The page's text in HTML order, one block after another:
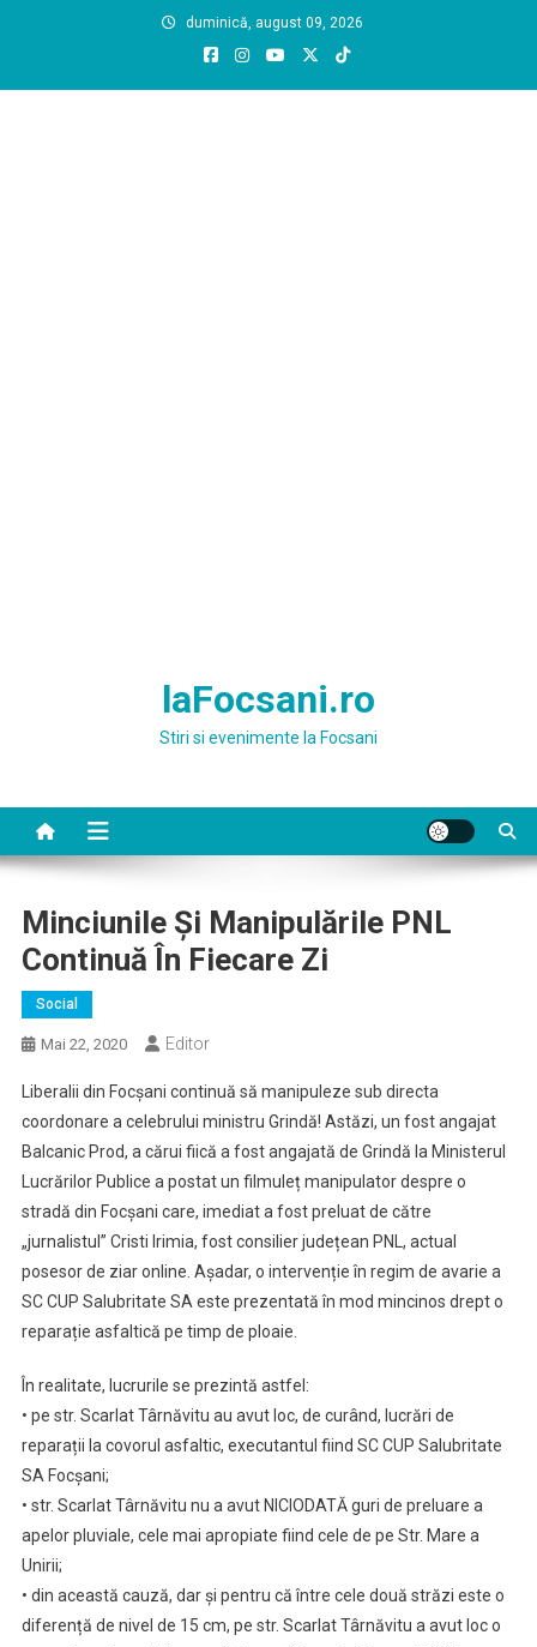
duminică, august 09, 2026
laFocsani.ro
Stiri si evenimente la Focsani
Minciunile Și Manipulările PNL
Continuă În Fiecare Zi
Social
Mai 22, 2020 Editor
Liberalii din Focșani continuă să manipuleze sub directa
coordonare a celebrului ministru Grindă! Astăzi, un fost angajat
Balcanic Prod, a cărui fiică a fost angajată de Grindă la Ministerul
Lucrărilor Publice a postat un filmuleț manipulator despre o
stradă din Focșani care, imediat a fost preluat de către
„jurnalistul” Cristi Irimia, fost consilier județean PNL, actual
posesor de ziar online. Așadar, o intervenție în regim de avarie a
SC CUP Salubritate SA este prezentată în mod mincinos drept o
reparație asfaltică pe timp de ploaie.
În realitate, lucrurile se prezintă astfel:
• pe str. Scarlat Târnăvitu au avut loc, de curând, lucrări de
reparații la covorul asfaltic, executantul fiind SC CUP Salubritate
SA Focșani;
• str. Scarlat Târnăvitu nu a avut NICIODATĂ guri de preluare a
apelor pluviale, cele mai apropiate fiind cele de pe Str. Mare a
Unirii;
• din această cauză, dar și pentru că între cele două străzi este o
diferență de nivel de 15 cm, pe str. Scarlat Târnăvitu a avut loc o